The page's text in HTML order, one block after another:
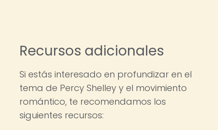
Recursos adicionales
Si estás interesado en profundizar en el
tema de Percy Shelley y el movimiento
romántico, te recomendamos los
siguientes recursos: